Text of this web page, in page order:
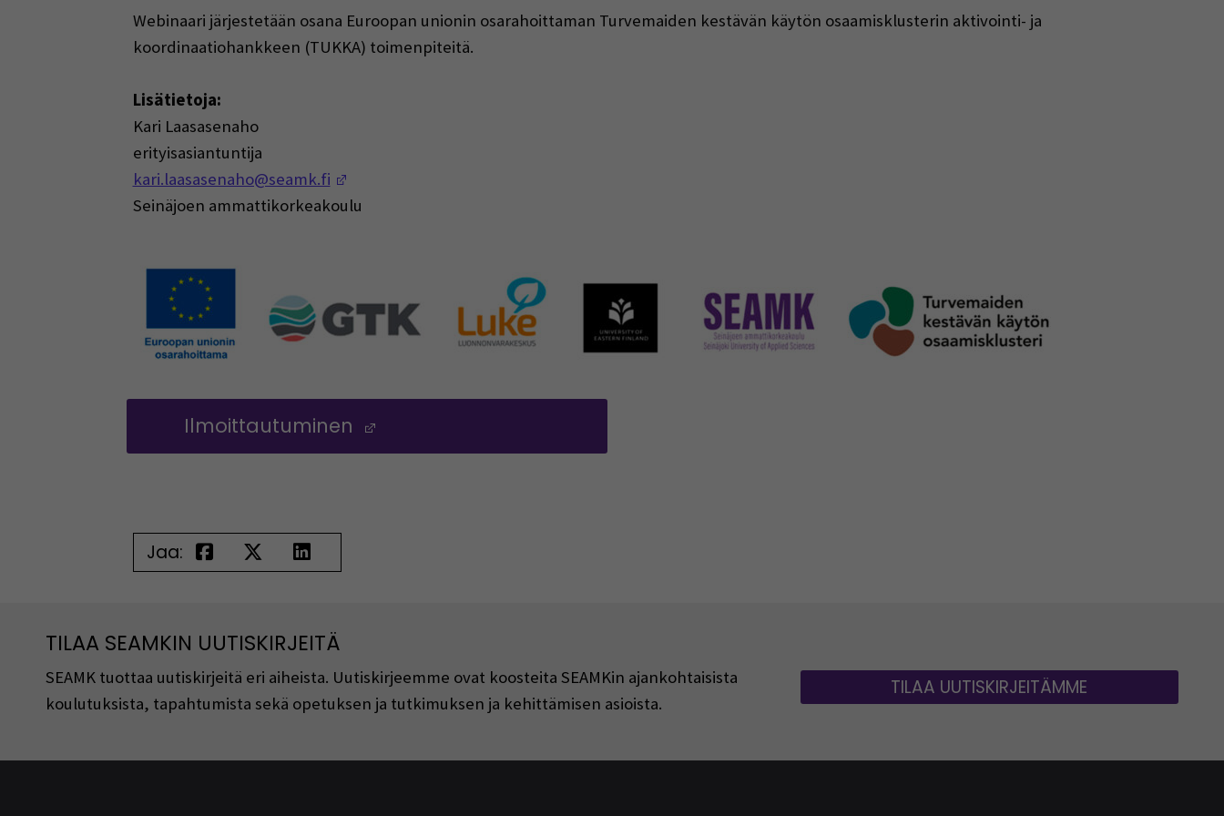
Webinaari järjestetään osana Euroopan unionin osarahoittaman Turvemaiden kestävän käytön osaamisklusterin aktivointi- ja
koordinaatiohankkeen (TUKKA) toimenpiteitä.
Lisätietoja:
Kari Laasasenaho
erityisasiantuntija
kari.laasasenaho@seamk.fi
Seinäjoen ammattikorkeakoulu
Ilmoittautuminen
Jaa:
TILAA SEAMKIN UUTISKIRJEITÄ
SEAMK tuottaa uutiskirjeitä eri aiheista. Uutiskirjeemme ovat koosteita SEAMKin ajankohtaisista
koulutuksista, tapahtumista sekä opetuksen ja tutkimuksen ja kehittämisen asioista.
TILAA UUTISKIRJEITÄMME